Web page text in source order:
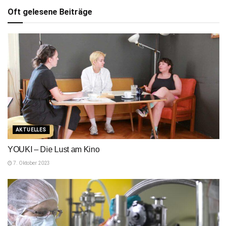
Oft gelesene Beiträge
AKTUELLES
YOUKI – Die Lust am Kino
7. Oktober 2023